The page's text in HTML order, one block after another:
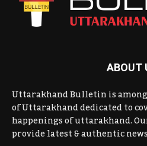
ABOUT
Uttarakhand Bulletin is
of Uttarakhand dedicated to
happenings of uttarakhand.
provide latest & authentic